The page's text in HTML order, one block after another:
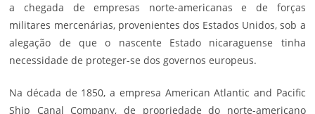
a chegada de empresas norte-americanas e de forças
militares mercenárias, provenientes dos Estados Unidos, sob a
alegação de que o nascente Estado nicaraguense tinha
necessidade de proteger-se dos governos europeus.
Na década de 1850, a empresa American Atlantic and Pacific
Ship Canal Company, de propriedade do norte-americano